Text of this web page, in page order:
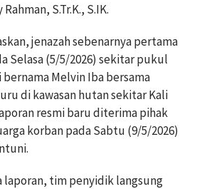
S.Tr.K., S.IK.
jenazah sebenarnya pertama
Selasa (5/5/2026) sekitar pukul
bernama Melvin Iba bersama
di kawasan hutan sekitar Kali
resmi baru diterima pihak
korban pada Sabtu (9/5/2026)
laporan, tim penyidik langsung